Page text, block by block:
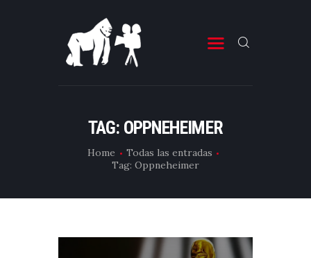
TAG: OPPNEHEIMER
Home
Todas las entradas
Tag: Oppneheimer
ESTRENOS DE TELEVISIÓN
CRÍTICAS
ARTÍCULOS
ESPECIALES